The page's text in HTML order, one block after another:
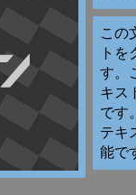
この
ト
す。
キス
です
テキ
能で